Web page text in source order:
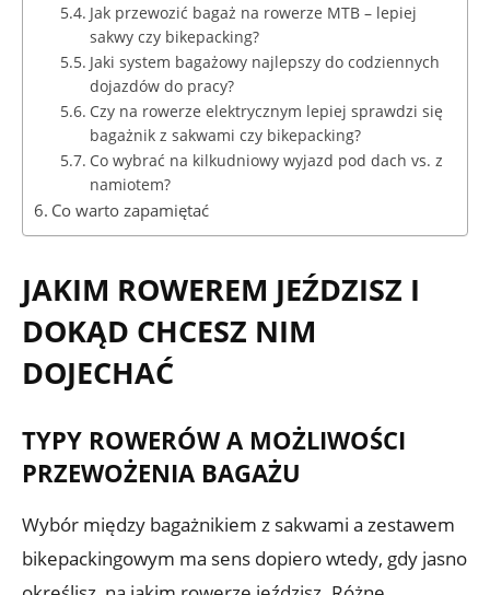
Jak przewozić bagaż na rowerze MTB – lepiej
sakwy czy bikepacking?
Jaki system bagażowy najlepszy do codziennych
dojazdów do pracy?
Czy na rowerze elektrycznym lepiej sprawdzi się
bagażnik z sakwami czy bikepacking?
Co wybrać na kilkudniowy wyjazd pod dach vs. z
namiotem?
Co warto zapamiętać
JAKIM ROWEREM JEŹDZISZ I
DOKĄD CHCESZ NIM
DOJECHAĆ
TYPY ROWERÓW A MOŻLIWOŚCI
PRZEWOŻENIA BAGAŻU
Wybór między bagażnikiem z sakwami a zestawem
bikepackingowym ma sens dopiero wtedy, gdy jasno